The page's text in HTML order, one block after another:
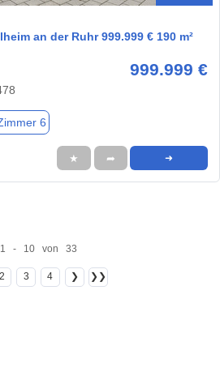
an der Ruhr 999.999 € 190 m²
999.999 €
6
★ ➦ ➜
1 - 10 von 33
2 3 4 ❯ ❯❯